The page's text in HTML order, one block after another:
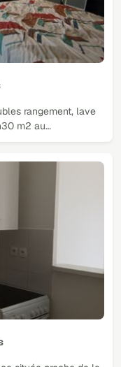
rangement, lave
m2 au…